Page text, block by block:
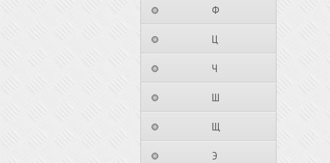
⠀⠀⠀⠀⠀⠀Ф⠀⠀⠀⠀⠀⠀⠀
⠀⠀⠀⠀⠀⠀Ц⠀⠀⠀⠀⠀⠀⠀
⠀⠀⠀⠀⠀⠀Ч⠀⠀⠀⠀⠀⠀⠀
⠀⠀⠀⠀⠀⠀Ш⠀⠀⠀⠀⠀⠀⠀
⠀⠀⠀⠀⠀⠀Щ⠀⠀⠀⠀⠀⠀⠀
⠀⠀⠀⠀⠀⠀Э⠀⠀⠀⠀⠀⠀⠀